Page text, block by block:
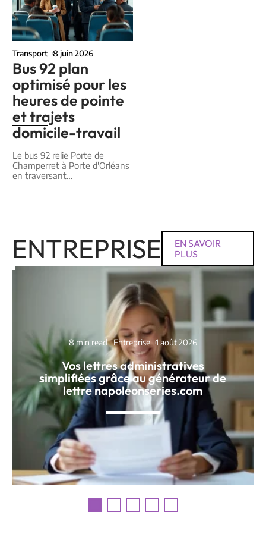
Transport 8 juin 2026
Bus 92 plan
optimisé pour les
heures de pointe
et trajets
domicile-travail
Le bus 92 relie Porte de
Champerret à Porte d'Orléans
en traversant…
ENTREPRISE
EN SAVOIR
PLUS
8 min read Entreprise 1 août 2026
Vos lettres administratives
simplifiées grâce au générateur de
lettre napoleonseries.com